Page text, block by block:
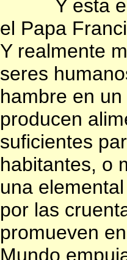
Y esta
el Papa
Y realmente
seres
hambre en
producen
suficientes
habitantes, o
una
por las
promueven
Mundo